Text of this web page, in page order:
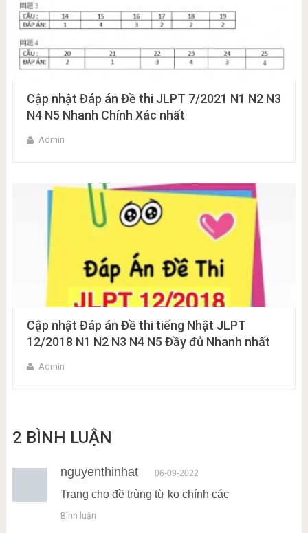
Cập nhật Đáp án Đề thi JLPT 7/2021 N1 N2 N3
N4 N5 Nhanh Chính Xác nhất
Admin
Cập nhật Đáp án Đề thi tiếng Nhật JLPT
12/2018 N1 N2 N3 N4 N5 Đầy đủ Nhanh nhất
Admin
2 BÌNH LUẬN
nguyenthinhat 06-09-2022
Trang cho đề trùng từ ko chính các
Bình luận